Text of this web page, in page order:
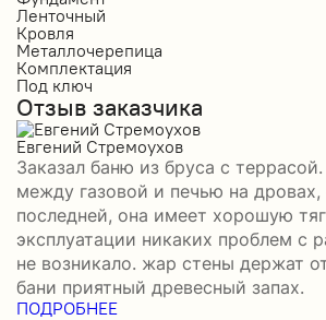
Ленточный
Кровля
Металлочерепица
Комплектация
Под ключ
Отзыв заказчика
Евгений Стремоухов
Заказал баню из бруса с
между газовой и печью на дровах,
последней, она имеет хорошую
эксплуатации никаких проблем с
не возникало. жар стены держат
бани приятный древесный запах.
ПОДРОБНЕЕ